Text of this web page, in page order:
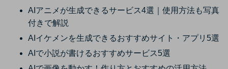
AIアニメが生成できるサービス4選｜使用方法も写真
付きで解説
AIイケメンを生成できるおすすめサイト・アプリ5選
AIで小説が書けるおすすめサービス5選